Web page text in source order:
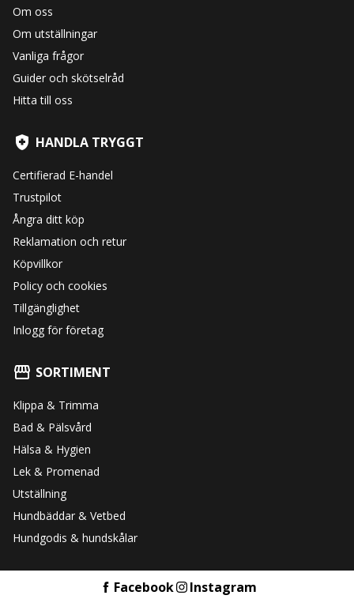
Om oss
Om utställningar
Vanliga frågor
Guider och skötselråd
Hitta till oss
HANDLA TRYGGT
Certifierad E-handel
Trustpilot
Ångra ditt köp
Reklamation och retur
Köpvillkor
Policy och cookies
Tillgänglighet
Inlogg för företag
SORTIMENT
Klippa & Trimma
Bad & Pälsvård
Hälsa & Hygien
Lek & Promenad
Utställning
Hundbäddar & Vetbed
Hundgodis & hundskålar
Facebook Instagram